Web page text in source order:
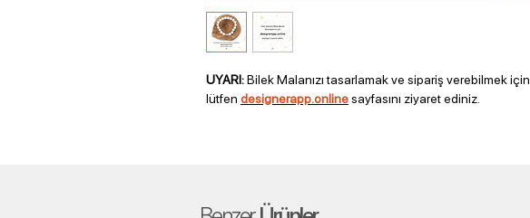
UYARI:Bilek Malanızı tasarlamak ve sipariş verebilmek için
lütfen designerapp.onlinesayfasını ziyaret ediniz.